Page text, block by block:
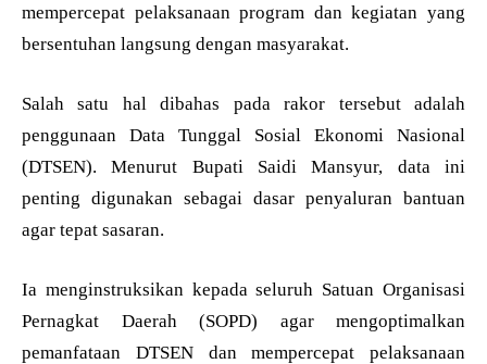
mempercepat pelaksanaan program dan kegiatan yang
bersentuhan langsung dengan masyarakat.
Salah satu hal dibahas pada rakor tersebut adalah
penggunaan Data Tunggal Sosial Ekonomi Nasional
(DTSEN). Menurut Bupati Saidi Mansyur, data ini
penting digunakan sebagai dasar penyaluran bantuan
agar tepat sasaran.
Ia menginstruksikan kepada seluruh Satuan Organisasi
Pernagkat Daerah (SOPD) agar mengoptimalkan
pemanfataan DTSEN dan mempercepat pelaksanaan